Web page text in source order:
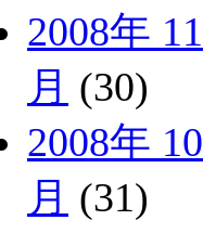
2008年 11
月 (30)
2008年 10
月 (31)